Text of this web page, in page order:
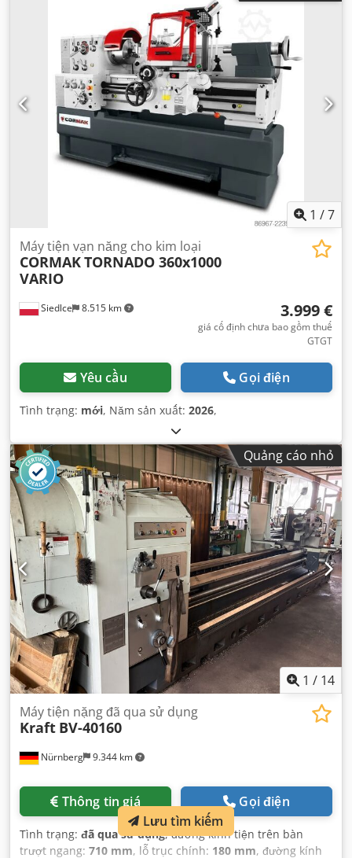
1 /7
Siedlce 8.515 km
Máy tiện vạn năng cho kim loại
CORMAKTORNADO 360x1000
VARIO
3.999 €
giá cố định chưa bao gồm thuế
GTGT
Yêu cầu Gọi điện
Tình trạng: mới, Năm sản xuất: 2026,
Quảng cáo nhỏ
1 / 14
Nürnberg 9.344 km
Máy tiện nặng đã qua sử dụng
Kraft BV-40160
Thông tin giá Gọi điện
Tình trạng: đã qua sử dụng, đường kính tiện trên bàn
trượt ngang: 710 mm, lỗ trục chính: 180 mm, đường kính
Lưu tìm kiếm